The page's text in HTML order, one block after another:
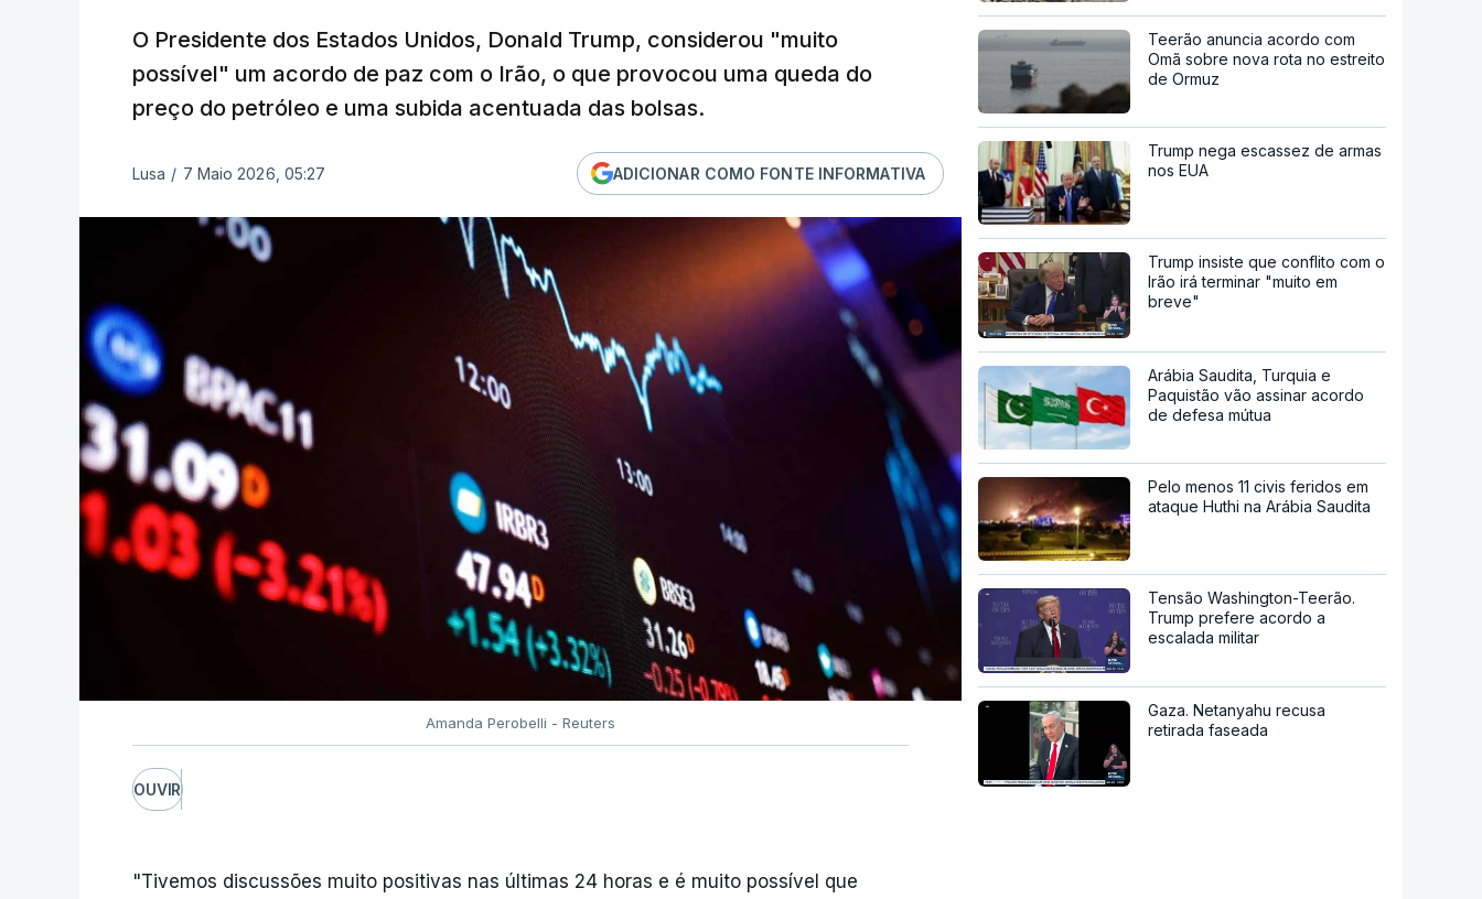
O Presidente dos Estados Unidos, Donald Trump, considerou "muito
possível" um acordo de paz com o Irão, o que provocou uma queda do
preço do petróleo e uma subida acentuada das bolsas.
Lusa / 7 Maio 2026, 05:27 ADICIONAR COMO FONTE INFORMATIVA
Amanda Perobelli - Reuters
OUVIR
"Tivemos discussões muito positivas nas últimas 24 horas e é muito possível que
Teerão anuncia acordo com
Omã sobre nova rota no estreito
de Ormuz
Trump nega escassez de armas
nos EUA
Trump insiste que conflito com o
Irão irá terminar "muito em
breve"
Arábia Saudita, Turquia e
Paquistão vão assinar acordo
de defesa mútua
Pelo menos 11 civis feridos em
ataque Huthi na Arábia Saudita
Tensão Washington-Teerão.
Trump prefere acordo a
escalada militar
Gaza. Netanyahu recusa
retirada faseada